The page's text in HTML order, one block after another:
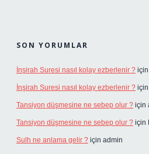
SON YORUMLAR
İnşirah Suresi nasıl kolay ezberlenir ? için
İnşirah Suresi nasıl kolay ezberlenir ? için
Tansiyon düşmesine ne sebep olur ? için
Tansiyon düşmesine ne sebep olur ? için
Sulh ne anlama gelir ? için admin